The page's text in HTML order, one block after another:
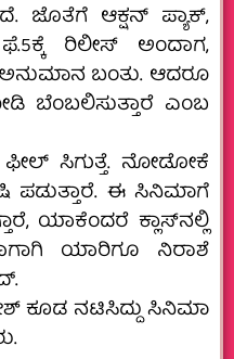
ಜೊತೆಗೆ ಆಕ್ಷನ್‌ ಪ್ಯಾಕ್‌,
ರಿಲೀಸ್ ಅಂದಾಗ,
ಬಂತು. ಆದರೂ
ಬೆಂಬಲಿಸುತ್ತಾರೆ ಎಂಬ
ಸಿಗುತ್ತೆ. ನೋಡೋಕೆ
ಪಡುತ್ತಾರೆ. ಈ ಸಿನಿಮಾಗೆ
ಯಾಕೆಂದರೆ ಕ್ಲಾಸ್‌ನಲ್ಲಿ
ಯಾರಿಗೂ ನಿರಾಶೆ
ಕೂಡ‌ ನಟಿಸಿದ್ದು ಸಿನಿಮಾ